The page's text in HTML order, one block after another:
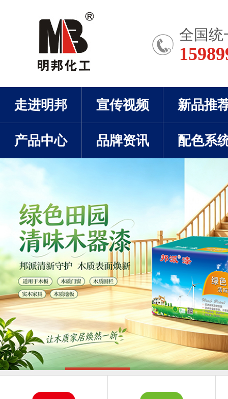
全国统
走进明邦 宣传视频 新品推
产品中心 品牌资讯 配色系